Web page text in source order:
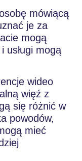
mówiącą
je za
mogą
usługi mogą
wideo
więź z
się różnić w
powodów,
mieć